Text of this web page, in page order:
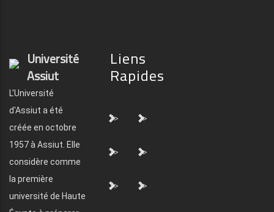
Université
Assiut
L'Université
d'Assiut a été
créée en octobre
1957 à Assiut. Elle
considère comme
la première
université de Haute
Liens
Rapides
"> ">
"> ">
"> ">